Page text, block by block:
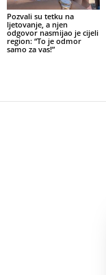
Pozvali su tetku na
ljetovanje, a njen
odgovor nasmijao je cijeli
region: “To je odmor
samo za vas!”